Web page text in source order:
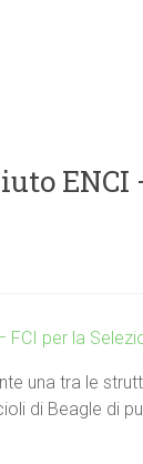
ENCI
una tra le
di Beagle di